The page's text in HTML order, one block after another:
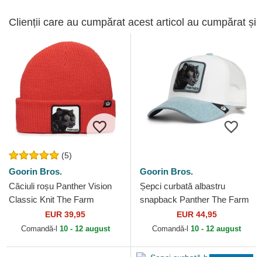
Clienții care au cumpărat acest articol au cumpărat și
(5)
Goorin Bros.
Căciuli roșu Panther Vision
Classic Knit The Farm
Goorin Bros.EUR 39,95
Comandă-l 10 - 12 august
Goorin Bros.
Șepci curbată albastru
snapback Panther The Farm
Goorin Bros.EUR 44,95
Comandă-l 10 - 12 august